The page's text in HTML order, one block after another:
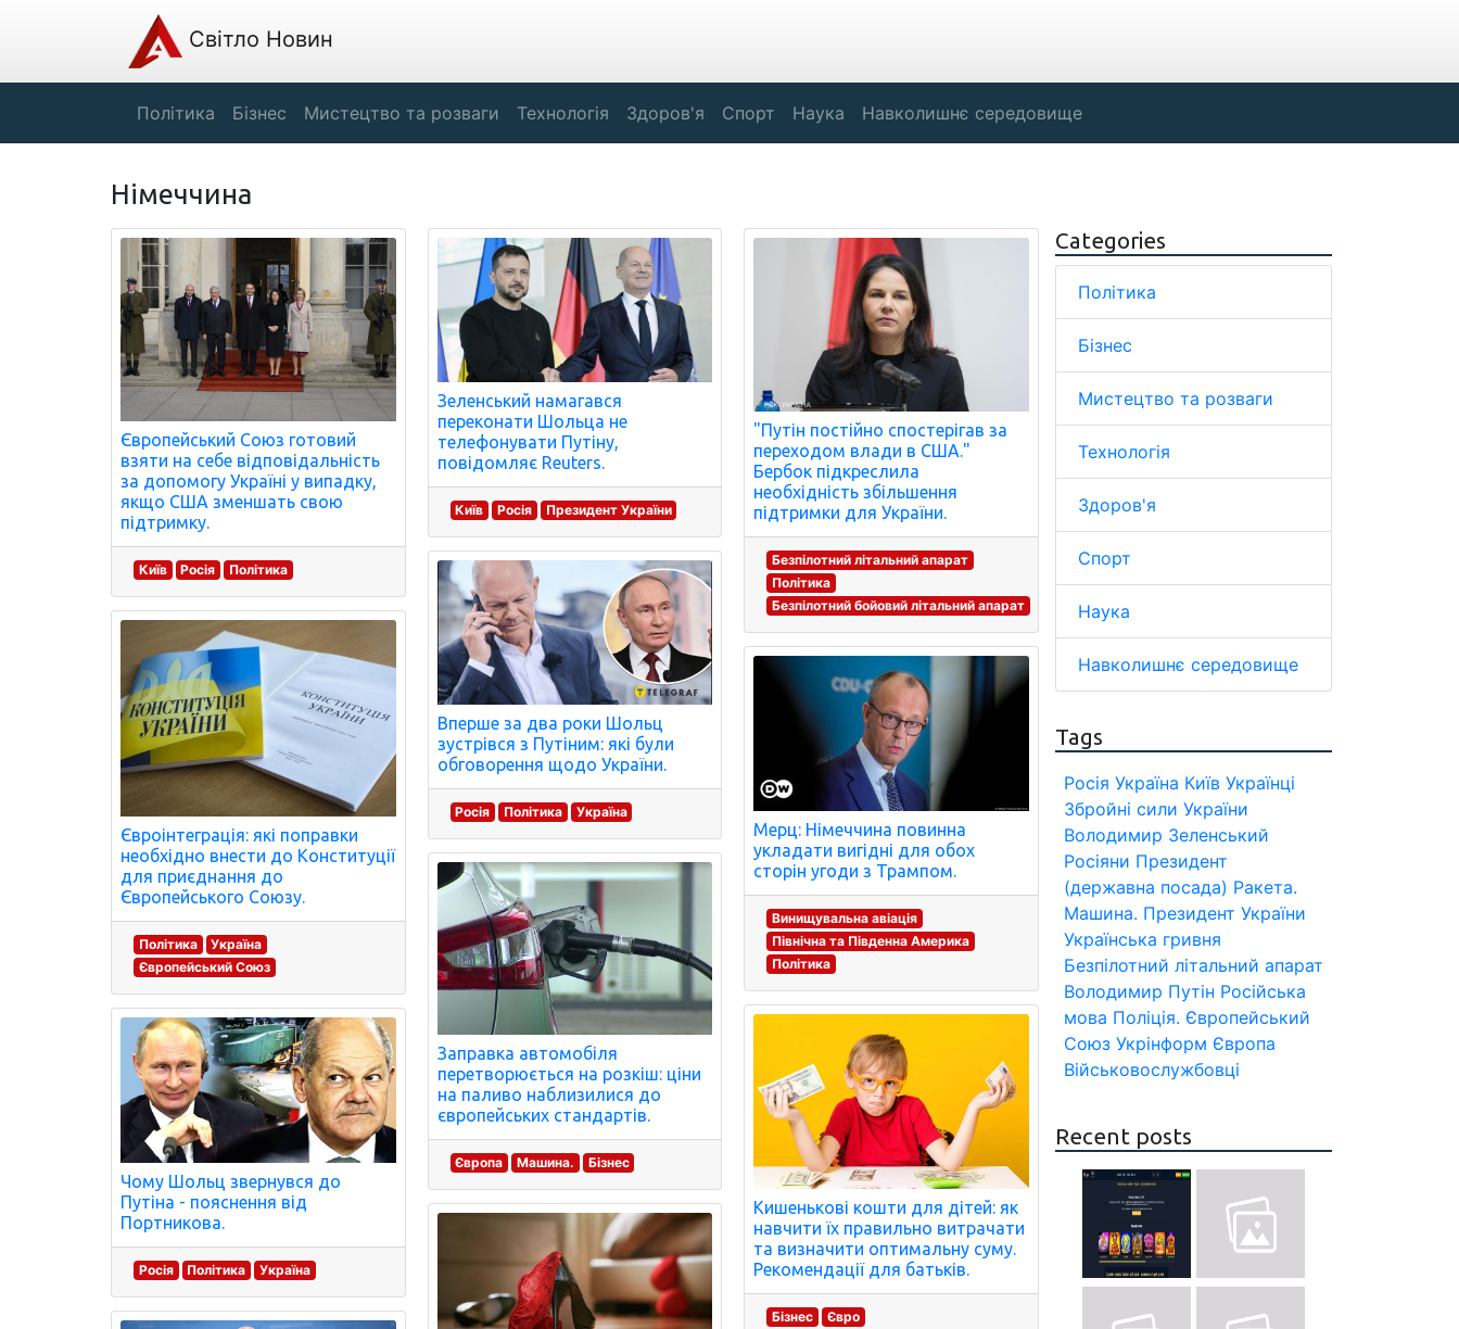
Світло Новин
Політика Бізнес Мистецтво та розваги Технологія Здоров'я Спорт Наука Навколишнє середовище
Німеччина
Європейський Союз готовий
взяти на себе відповідальність
за допомогу Україні у випадку,
якщо США зменшать свою
підтримку.
Київ Росія Політика
Євроінтеграція: які поправки
необхідно внести до Конституції
для приєднання до
Європейського Союзу.
Політика
Україна
Європейський Союз
Чому Шольц звернувся до
Путіна - пояснення від
Портникова.
Росія Політика Україна
Зеленський намагався
переконати Шольца не
телефонувати Путіну,
повідомляє Reuters.
Київ Росія Президент України
Вперше за два роки Шольц
зустрівся з Путіним: які були
обговорення щодо України.
Росія Політика Україна
Заправка автомобіля
перетворюється на розкіш: ціни
на паливо наблизилися до
європейських стандартів.
Європа Машина. Бізнес
"Путін постійно спостерігав за
переходом влади в США."
Бербок підкреслила
необхідність збільшення
підтримки для України.
Безпілотний літальний апарат
Політика
Безпілотний бойовий літальний апарат
Мерц: Німеччина повинна
укладати вигідні для обох
сторін угоди з Трампом.
Винищувальна авіація
Північна та Південна Америка
Політика
Кишенькові кошти для дітей: як
навчити їх правильно витрачати
та визначити оптимальну суму.
Рекомендації для батьків.
Бізнес
Євро
Categories
Політика
Бізнес
Мистецтво та розваги
Технологія
Здоров'я
Спорт
Наука
Навколишнє середовище
Tags
Росія Україна Київ Українці
Збройні сили України
Володимир Зеленський
Росіяни Президент
(державна посада) Ракета.
Машина. Президент України
Українська гривня
Безпілотний літальний апарат
Володимир Путін Російська
мова Поліція. Європейський
Союз Укрінформ Європа
Військовослужбовці
Recent posts